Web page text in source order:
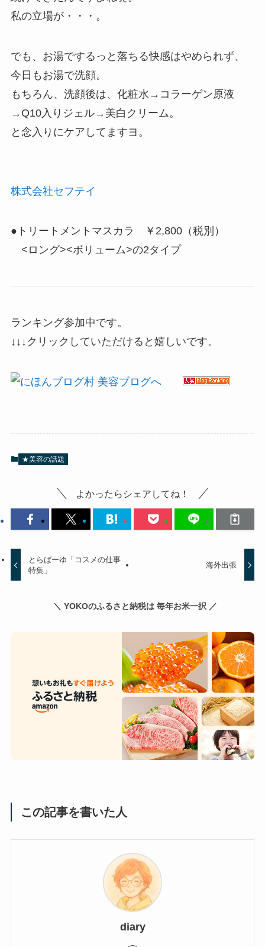
私の立場が・・・。
でも、お湯でするっと落ちる快感はやめられず、
今日もお湯で洗顔。
もちろん、洗顔後は、化粧水→コラーゲン原液
→Q10入りジェル→美白クリーム。
と念入りにケアしてますヨ。
株式会社セフテイ
●トリートメントマスカラ ￥2,800（税別）
<ロング><ボリューム>の2タイプ
ランキング参加中です。
↓↓↓クリックしていただけると嬉しいです。
★美容の話題
よかったらシェアしてね！
とらばーゆ「コスメの仕事
特集」
海外出張
＼ YOKOのふるさと納税は 毎年お米一択 ／
この記事を書いた人
diary